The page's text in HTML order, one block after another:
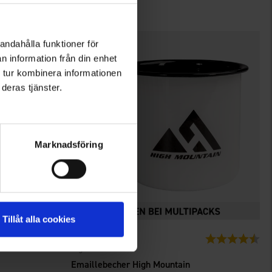
funktioner för
information från din enhet
kombinera informationen
tjänster.
Marknadsföring
Tillåt alla cookies
Bewertung: 4.5 von 5 Sternen
Emaillebecher High Mountain
High Mountain
2333 Bewertung: